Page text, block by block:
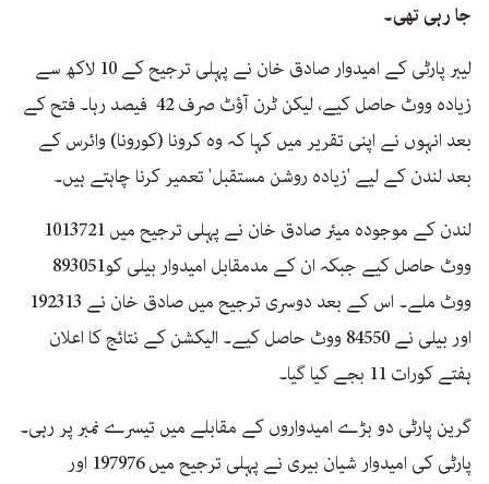
جا رہی تھی۔
لیبر پارٹی کے امیدوار صادق خان نے پہلی ترجیح کے 10 لاکھ سے
زیادہ ووٹ حاصل کیے، لیکن ٹرن آؤٹ صرف 42 فیصد رہا۔ فتح کے
بعد انہوں نے اپنی تقریر میں کہا کہ وہ کرونا (کورونا) وائرس کے
بعد لندن کے لیے 'زیادہ روشن مستقبل' تعمیر کرنا چاہتے ہیں۔
لندن کے موجودہ میئر صادق خان نے پہلی ترجیح میں 1013721
ووٹ حاصل کیے جبکہ ان کے مدمقابل امیدوار بیلی کو893051
ووٹ ملے۔ اس کے بعد دوسری ترجیح میں صادق خان نے 192313
اور بیلی نے 84550 ووٹ حاصل کیے۔ الیکشن کے نتائج کا اعلان
ہفتے کورات 11 بجے کیا گیا۔
گرین پارٹی دو بڑے امیدواروں کے مقابلے میں تیسرے نمبر پر رہی۔
پارٹی کی امیدوار شیان بیری نے پہلی ترجیح میں 197976 اور